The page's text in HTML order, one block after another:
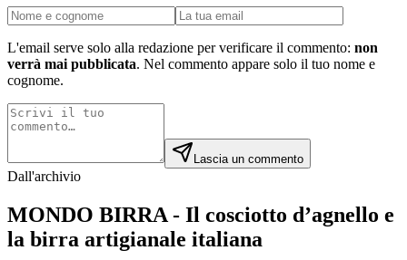
L'email serve solo alla redazione per verificare il commento: non
verrà mai pubblicata. Nel commento appare solo il tuo nome e
cognome.
Lascia un commento
Dall'archivio
MONDO BIRRA - Il cosciotto d’agnello e
la birra artigianale italiana